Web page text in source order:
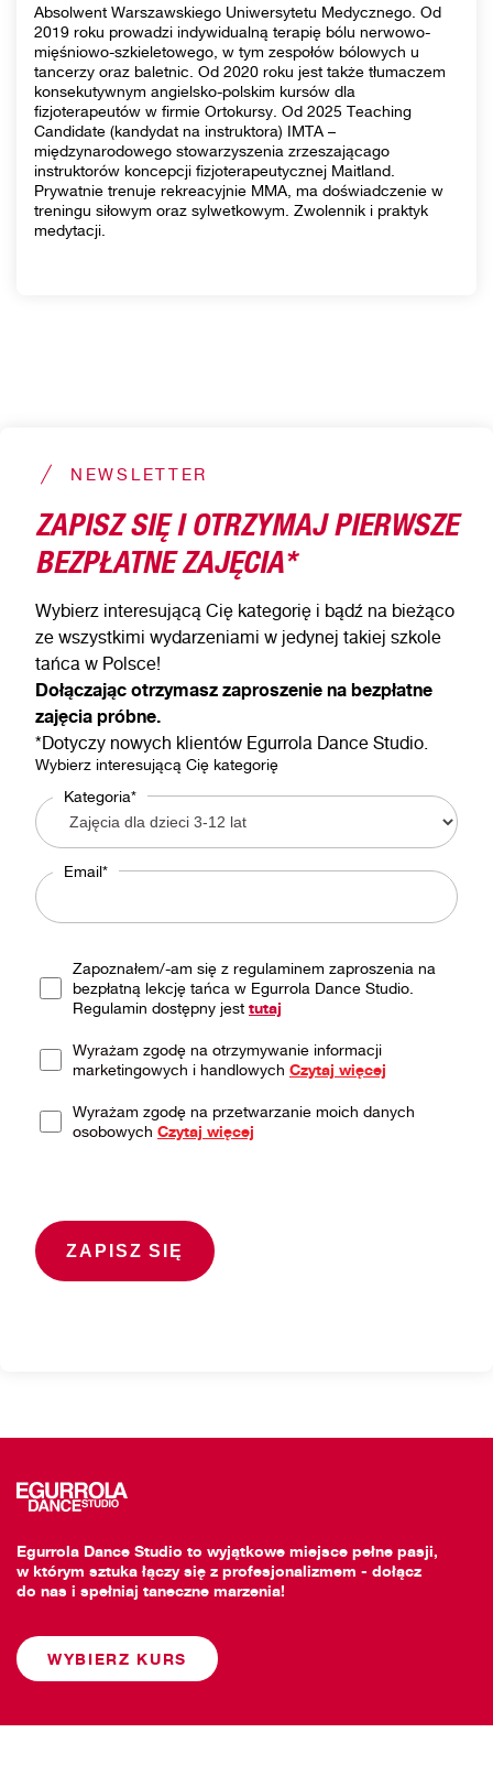
Absolwent Warszawskiego Uniwersytetu Medycznego. Od
2019 roku prowadzi indywidualną terapię bólu nerwowo-
mięśniowo-szkieletowego, w tym zespołów bólowych u
tancerzy oraz baletnic. Od 2020 roku jest także tłumaczem
konsekutywnym angielsko-polskim kursów dla
fizjoterapeutów w firmie Ortokursy. Od 2025 Teaching
Candidate (kandydat na instruktora) IMTA –
międzynarodowego stowarzyszenia zrzeszającago
instruktorów koncepcji fizjoterapeutycznej Maitland.
Prywatnie trenuje rekreacyjnie MMA, ma doświadczenie w
treningu siłowym oraz sylwetkowym. Zwolennik i praktyk
medytacji.
NEWSLETTER
ZAPISZ SIĘ I OTRZYMAJ PIERWSZE
BEZPŁATNE ZAJĘCIA*
Wybierz interesującą Cię kategorię i bądź na bieżąco
ze wszystkimi wydarzeniami w jedynej takiej szkole
tańca w Polsce!
Dołączając otrzymasz zaproszenie na bezpłatne
zajęcia próbne.
*Dotyczy nowych klientów Egurrola Dance Studio.
Wybierz interesującą Cię kategorię
Kategoria*
Email*
Zapoznałem/-am się z regulaminem zaproszenia na
bezpłatną lekcję tańca w Egurrola Dance Studio.
Regulamin dostępny jest tutaj
Wyrażam zgodę na otrzymywanie informacji
marketingowych i handlowych Czytaj więcej
Wyrażam zgodę na przetwarzanie moich danych
osobowych Czytaj więcej
Egurrola Dance Studio to wyjątkowe miejsce pełne pasji,
w którym sztuka łączy się z profesjonalizmem - dołącz
do nas i spełniaj taneczne marzenia!
WYBIERZ KURS